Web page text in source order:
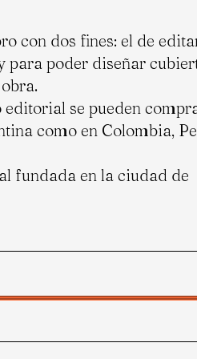
con dos fines: el de
para poder diseñar
se pueden
como en Colombia,
fundada en la ciudad de